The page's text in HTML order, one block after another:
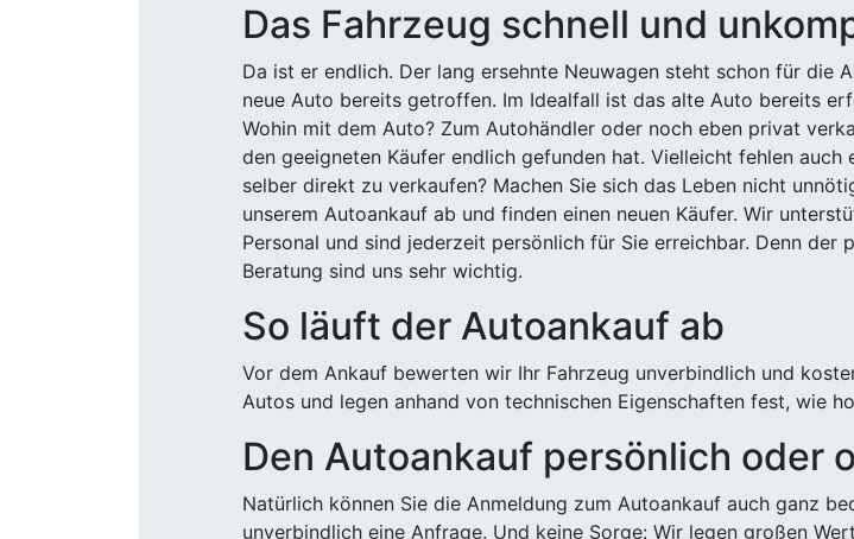
Das Fahrzeug schnell und
Da ist er endlich. Der lang ersehnte Neuwagen steht schon für die
neue Auto bereits getroffen. Im Idealfall ist das alte Auto bereits
Wohin mit dem Auto? Zum Autohändler oder noch eben privat
den geeigneten Käufer endlich gefunden hat. Vielleicht fehlen
selber direkt zu verkaufen? Machen Sie sich das Leben nicht
unserem Autoankauf ab und finden einen neuen Käufer. Wir
Personal und sind jederzeit persönlich für Sie erreichbar. Denn der
Beratung sind uns sehr wichtig.
So läuft der Autoankauf ab
Vor dem Ankauf bewerten wir Ihr Fahrzeug unverbindlich und
Autos und legen anhand von technischen Eigenschaften fest, wie
Den Autoankauf persönlich oder
Natürlich können Sie die Anmeldung zum Autoankauf auch ganz
unverbindlich eine Anfrage. Und keine Sorge: Wir legen großen